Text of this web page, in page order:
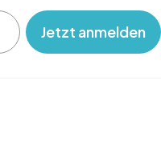
‎ ‎ ‎ Jetzt anmelden‎ ‎ ‎ ‎